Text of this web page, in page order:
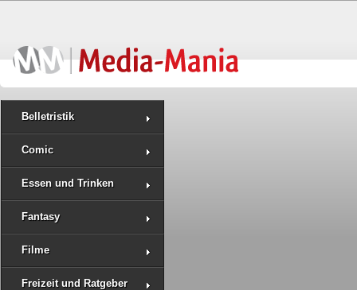
Belletristik
Comic
Essen und Trinken
Fantasy
Filme
Freizeit und Ratgeber